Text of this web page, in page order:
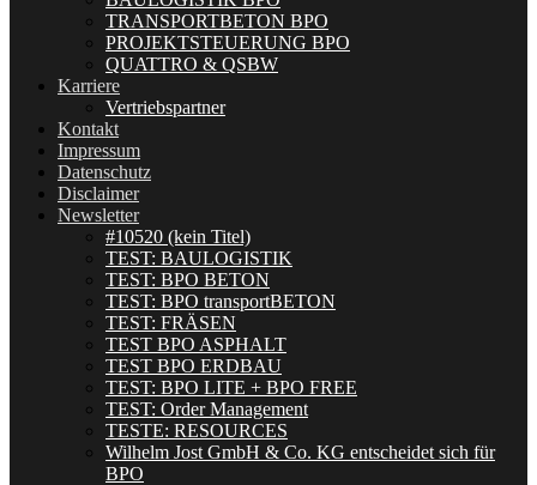
TRANSPORTBETON BPO
PROJEKTSTEUERUNG BPO
QUATTRO & QSBW
Karriere
Vertriebspartner
Kontakt
Impressum
Datenschutz
Disclaimer
Newsletter
#10520 (kein Titel)
TEST: BAULOGISTIK
TEST: BPO BETON
TEST: BPO transportBETON
TEST: FRÄSEN
TEST BPO ASPHALT
TEST BPO ERDBAU
TEST: BPO LITE + BPO FREE
TEST: Order Management
TESTE: RESOURCES
Wilhelm Jost GmbH & Co. KG entscheidet sich für
BPO